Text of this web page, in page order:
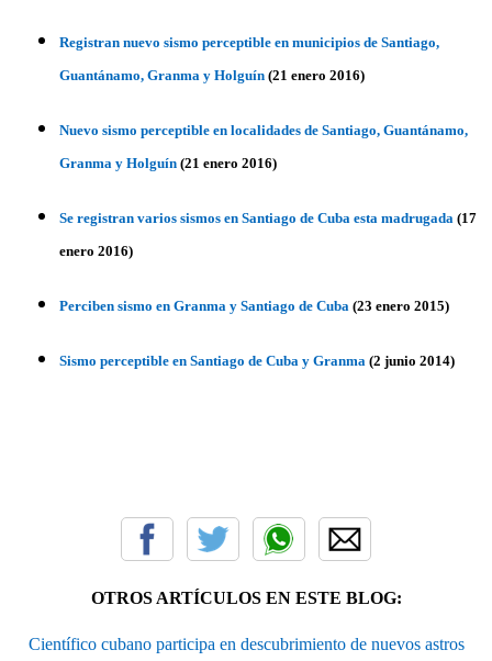
Registran nuevo sismo perceptible en municipios de Santiago,
Guantánamo, Granma y Holguín (21 enero 2016)
Nuevo sismo perceptible en localidades de Santiago, Guantánamo,
Granma y Holguín (21 enero 2016)
Se registran varios sismos en Santiago de Cuba esta madrugada (17
enero 2016)
Perciben sismo en Granma y Santiago de Cuba (23 enero 2015)
Sismo perceptible en Santiago de Cuba y Granma (2 junio 2014)
OTROS ARTÍCULOS EN ESTE BLOG:
Científico cubano participa en descubrimiento de nuevos astros